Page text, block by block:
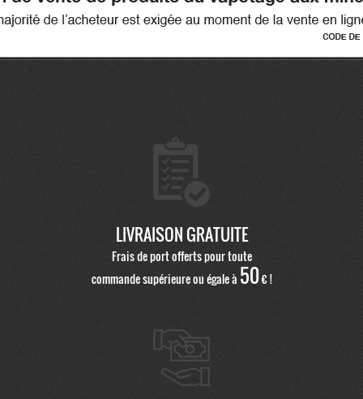
LIVRAISON GRATUITE
Frais de port offerts pour toute
commande supérieure ou égale à 50€ !